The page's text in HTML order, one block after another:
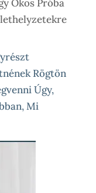
Okos Próba
Rögtön
Úgy,
Mi